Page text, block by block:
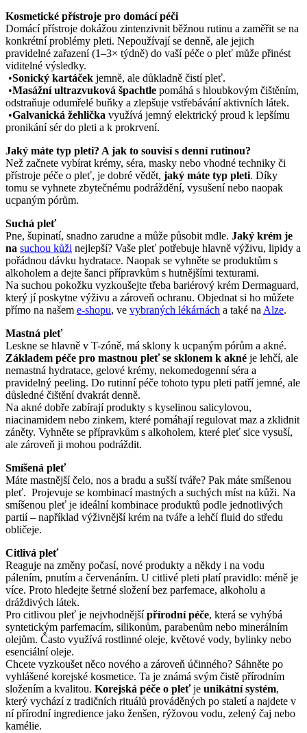
Kosmetické přístroje pro domácí péči
Domácí přístroje dokážou zintenzivnit běžnou rutinu a zaměřit se na
konkrétní problémy pleti. Nepoužívají se denně, ale jejich
pravidelné zařazení (1–3× týdně) do vaší péče o pleť může přinést
viditelné výsledky.
•Sonický kartáček jemně, ale důkladně čistí pleť.
•Masážní ultrazvuková špachtle pomáhá s hloubkovým čištěním,
odstraňuje odumřelé buňky a zlepšuje vstřebávání aktivních látek.
•Galvanická žehlička využívá jemný elektrický proud k lepšímu
pronikání sér do pleti a k prokrvení.
Jaký máte typ pleti? A jak to souvisí s denní rutinou?
Než začnete vybírat krémy, séra, masky nebo vhodné techniky či
přístroje péče o pleť, je dobré vědět, jaký máte typ pleti. Díky
tomu se vyhnete zbytečnému podráždění, vysušení nebo naopak
ucpaným pórům.
Suchá pleť
Pne, šupinatí, snadno zarudne a může působit mdle. Jaký krém je
na suchou kůži nejlepší? Vaše pleť potřebuje hlavně výživu, lipidy a
pořádnou dávku hydratace. Naopak se vyhněte se produktům s
alkoholem a dejte šanci přípravkům s hutnějšími texturami.
Na suchou pokožku vyzkoušejte třeba bariérový krém Dermaguard,
který jí poskytne výživu a zároveň ochranu. Objednat si ho můžete
přímo na našem e-shopu, ve vybraných lékárnách a také na Alze.
Mastná pleť
Leskne se hlavně v T-zóně, má sklony k ucpaným pórům a akné.
Základem péče pro mastnou pleť se sklonem k akné je lehčí, ale
nemastná hydratace, gelové krémy, nekomedogenní séra a
pravidelný peeling. Do rutinní péče tohoto typu pleti patří jemné, ale
důsledné čištění dvakrát denně.
Na akné dobře zabírají produkty s kyselinou salicylovou,
niacinamidem nebo zinkem, které pomáhají regulovat maz a zklidnit
záněty. Vyhněte se přípravkům s alkoholem, které pleť sice vysuší,
ale zároveň ji mohou podráždit.
Smíšená pleť
Máte mastnější čelo, nos a bradu a sušší tváře? Pak máte smíšenou
pleť. Projevuje se kombinací mastných a suchých míst na kůži. Na
smíšenou pleť je ideální kombinace produktů podle jednotlivých
partií – například výživnější krém na tváře a lehčí fluid do středu
obličeje.
Citlivá pleť
Reaguje na změny počasí, nové produkty a někdy i na vodu
pálením, pnutím a červenáním. U citlivé pleti platí pravidlo: méně je
více. Proto hledejte šetrné složení bez parfemace, alkoholu a
dráždivých látek.
Pro citlivou pleť je nejvhodnějšípřírodní péče, která se vyhýbá
syntetickým parfemacím, silikonům, parabenům nebo minerálním
olejům. Často využívá rostlinné oleje, květové vody, bylinky nebo
esenciální oleje.
Chcete vyzkoušet něco nového a zároveň účinného? Sáhněte po
vyhlášené korejské kosmetice. Ta je známá svým čistě přírodním
složením a kvalitou. Korejská péče o pleťje unikátní systém,
který vychází z tradičních rituálů prováděných po staletí a najdete v
ní přírodní ingredience jako ženšen, rýžovou vodu, zelený čaj nebo
kamélie.